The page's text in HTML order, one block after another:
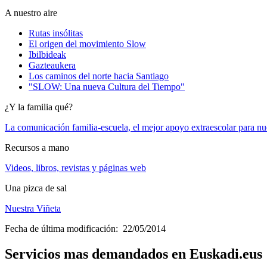
A nuestro aire
Rutas insólitas
El origen del movimiento Slow
Ibilbideak
Gazteaukera
Los caminos del norte hacia Santiago
"SLOW: Una nueva Cultura del Tiempo"
¿Y la familia qué?
La comunicación familia-escuela, el mejor apoyo extraescolar para
Recursos a mano
Videos, libros, revistas y páginas web
Una pizca de sal
Nuestra Viñeta
Fecha de última modificación: 22/05/2014
Servicios mas demandados en Euskadi.eus